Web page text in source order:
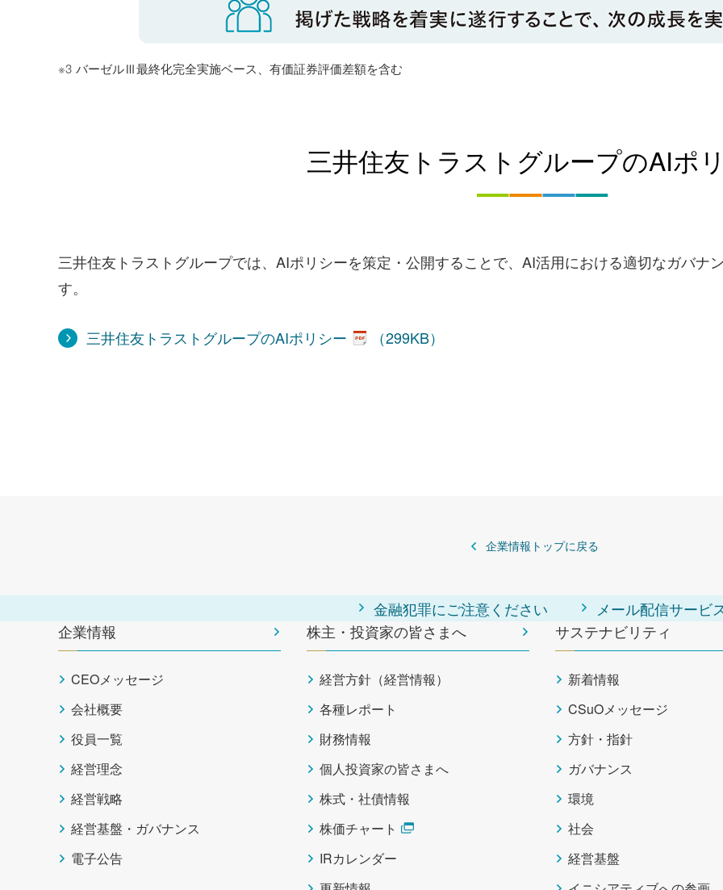
※3 バーゼルⅢ最終化完全実施ベース、有価証券評価差額を含む
三井住友トラストグループのAIポ
三井住友トラストグループでは、AIポリシーを策定・公開することで、AI活用における適切なガバナ
す。
三井住友トラストグループのAIポリシー （299KB）
企業情報トップに戻る
金融犯罪にご注意ください
メール配信サービ
企業情報
CEOメッセージ
会社概要
役員一覧
経営理念
経営戦略
経営基盤・ガバナンス
電子公告
株主・投資家の皆さまへ
経営方針（経営情報）
各種レポート
財務情報
個人投資家の皆さまへ
株式・社債情報
株価チャート
IRカレンダー
サステナビリティ
新着情報
CSuOメッセージ
方針・指針
ガバナンス
環境
社会
経営基盤